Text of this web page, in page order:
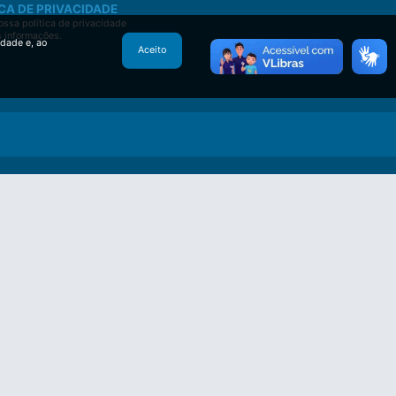
DE PRIVACIDADE
política de privacidade
informações.
e, ao
Aceito